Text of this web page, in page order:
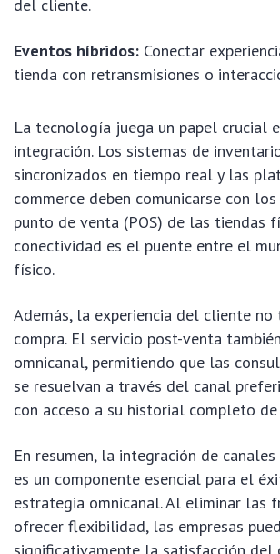
del cliente.
Eventos híbridos: Conectar
tienda con retransmisiones o
La tecnología juega un papel crucial
integración. Los sistemas de
sincronizados en tiempo real y las
commerce deben comunicarse con
punto de venta (POS) de las tiendas
conectividad es el puente entre el
físico.
Además, la experiencia del cliente no
compra. El servicio post-venta
omnicanal, permitiendo que las
se resuelvan a través del canal
con acceso a su historial completo
En resumen, la integración de
es un componente esencial para el
estrategia omnicanal. Al eliminar las
ofrecer flexibilidad, las empresas